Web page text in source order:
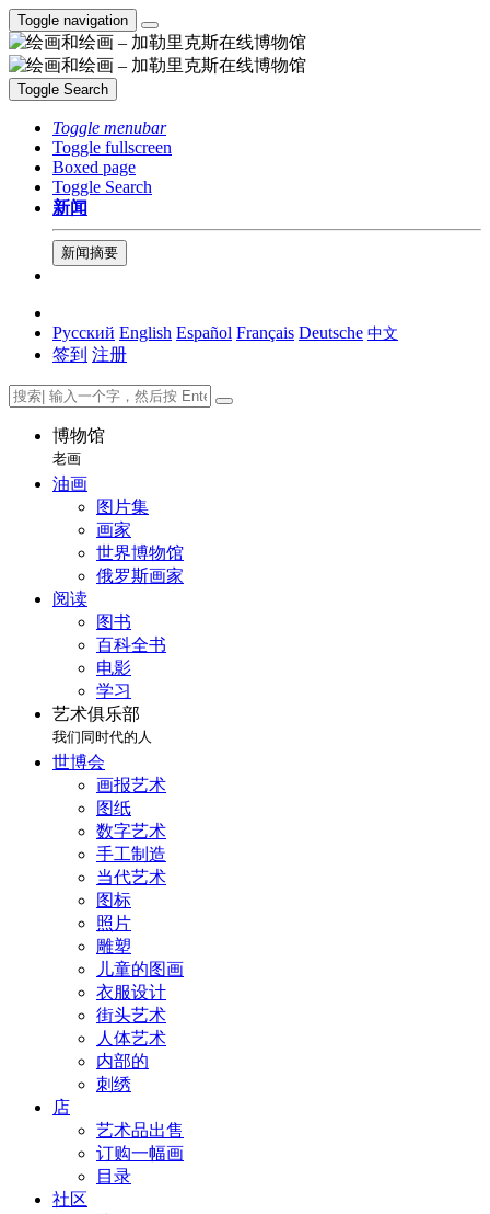
Toggle navigation
Toggle Search
Toggle menubar
Toggle fullscreen
Boxed page
Toggle Search
新闻
新闻摘要
Русский English Español Français Deutsche 中文
签到 注册
博物馆
老画
油画
图片集
画家
世界博物馆
俄罗斯画家
阅读
图书
百科全书
电影
学习
艺术俱乐部
我们同时代的人
世博会
画报艺术
图纸
数字艺术
手工制造
当代艺术
图标
照片
雕塑
儿童的图画
衣服设计
街头艺术
人体艺术
内部的
刺绣
店
艺术品出售
订购一幅画
目录
社区